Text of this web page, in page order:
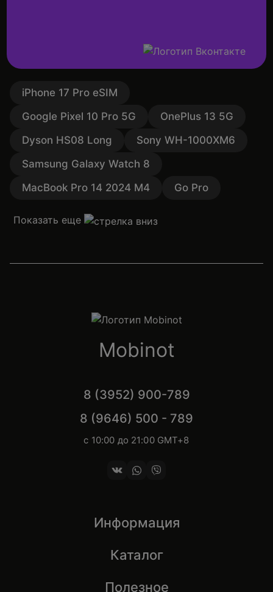
iPhone 17 Pro eSIM
Google Pixel 10 Pro 5G
OnePlus 13 5G
Dyson HS08 Long
Sony WH-1000XM6
Samsung Galaxy Watch 8
MacBook Pro 14 2024 M4
Go Pro
Показать еще
Mobinot
8 (3952) 900-789
8 (9646) 500 - 789
с 10:00 до 21:00 GMT+8
Информация
Каталог
Полезное